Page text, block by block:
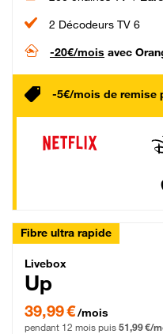
2 Décodeurs TV 6
-20€/mois avec
-5€/mois de remise
Fibre ultra rapide
Livebox Up
Livebox
Up
39,99 € par mois pendant 12
39,99 €/mois
pendant 12 mois puis 51,99 €/